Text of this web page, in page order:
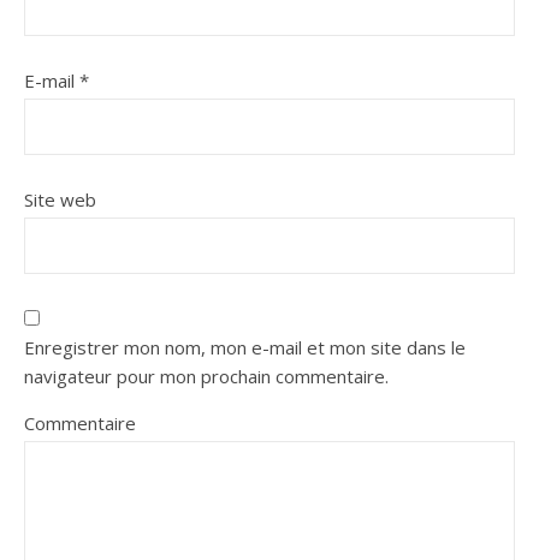
E-mail *
Site web
Enregistrer mon nom, mon e-mail et mon site dans le
navigateur pour mon prochain commentaire.
Commentaire